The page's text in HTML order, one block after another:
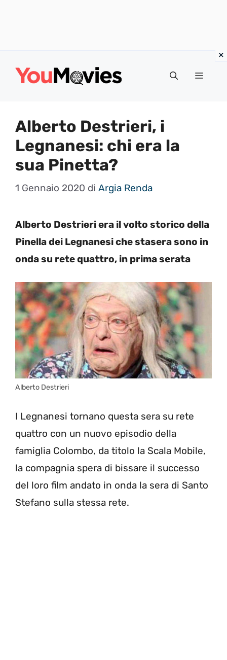
Menu
Alberto Destrieri, i
Legnanesi: chi era la
sua Pinetta?
1 Gennaio 2020 di Argia Renda
Alberto Destrieri era il volto storico della
Pinella dei Legnanesi che stasera sono in
onda su rete quattro, in prima serata
Alberto Destrieri
I Legnanesi tornano questa sera su rete
quattro con un nuovo episodio della
famiglia Colombo, da titolo la Scala Mobile,
la compagnia spera di bissare il successo
del loro film andato in onda la sera di Santo
Stefano sulla stessa rete.